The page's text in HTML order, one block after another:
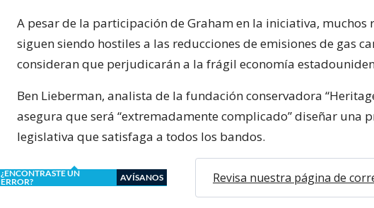
A pesar de la participación de Graham en la iniciativa, muchos
siguen siendo hostiles a las reducciones de emisiones de gas
consideran que perjudicarán a la frágil economía
Ben Lieberman, analista de la fundación conservadora
asegura que será “extremadamente complicado” diseñar una
legislativa que satisfaga a todos los bandos.
¿ENCONTRASTE UN
ERROR?
AVÍSANOS Revisa nuestra página de